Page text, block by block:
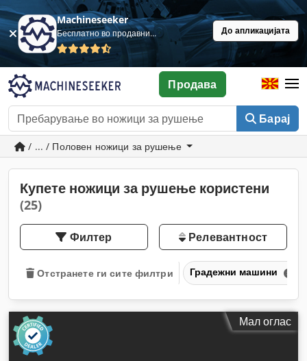
Machineseeker
Бесплатно во продавница До апликацијата
Барај
Продава
/ ... / Половен ножици за рушење
Купете ножици за рушење користени
(25)
Филтер Релевантност
Отстранете ги сите филтри Градежни машини
Мал оглас